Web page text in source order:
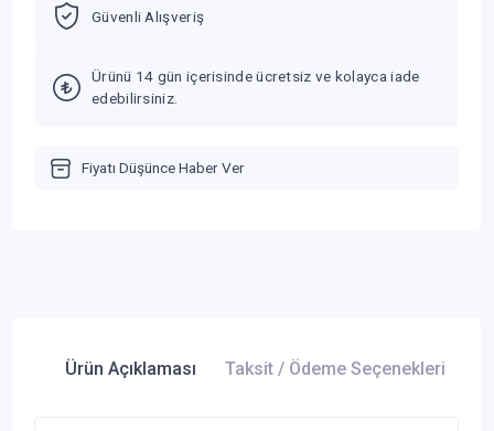
Güvenli Alışveriş
Ürünü 14 gün içerisinde ücretsiz ve kolayca iade
edebilirsiniz.
Fiyatı Düşünce Haber Ver
Ürün Açıklaması Taksit / Ödeme Seçenekleri